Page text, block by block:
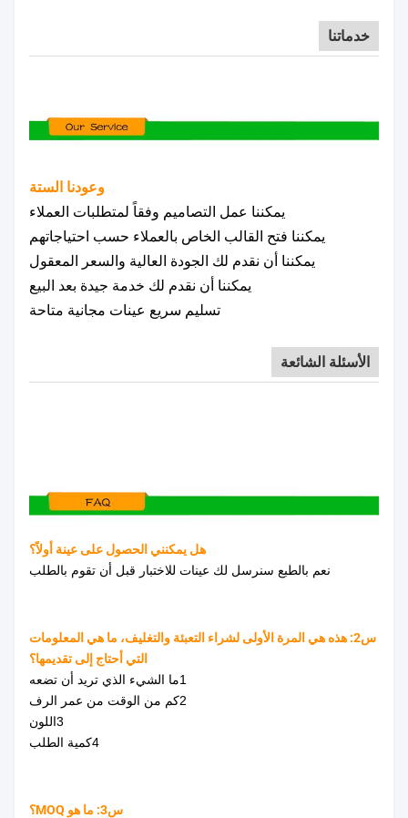
خدماتنا
وعودنا الستة
يمكننا عمل التصاميم وفقاً لمتطلبات العملاء
يمكننا فتح القالب الخاص بالعملاء حسب احتياجاتهم
يمكننا أن نقدم لك الجودة العالية والسعر المعقول
يمكننا أن نقدم لك خدمة جيدة بعد البيع
تسليم سريع عينات مجانية متاحة
الأسئلة الشائعة
هل يمكنني الحصول على عينة أولاً؟
نعم بالطبع سنرسل لك عينات للاختبار قبل أن تقوم بالطلب
س2: هذه هي المرة الأولى لشراء التعبئة والتغليف، ما هي المعلومات
التي أحتاج إلى تقديمها؟
1ما الشيء الذي تريد أن تضعه
2كم من الوقت من عمر الرف
3اللون
4كمية الطلب
س3: ما هو MOQ؟